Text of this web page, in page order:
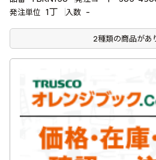
発注単位 1丁 入数 -
2種類の商品があ